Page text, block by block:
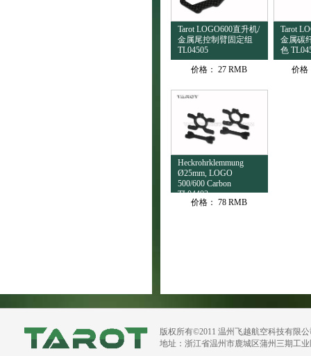
Tarot LOGO600直升机/
金属尾控制臂固定组
TL04505
价格： 27 RMB
Tarot
金属碳
色
价格
Heckrohrklemmung
Ø25mm, LOGO
500/600 Carbon
TL04403
价格： 78 RMB
版权所有©2011 温州飞越航空科技有限
地址：浙江省温州市鹿城区蒲州三期工业